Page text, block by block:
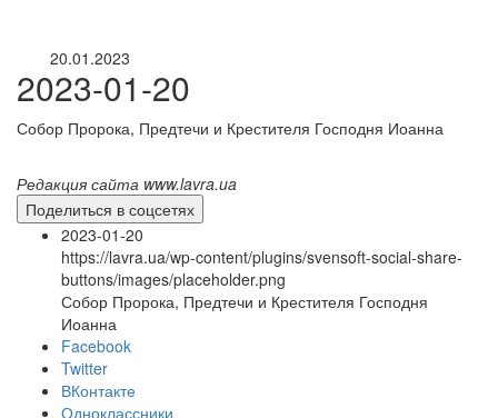
20.01.2023
2023-01-20
Собор Пророка, Предтечи и Крестителя Господня Иоанна
Редакция сайта www.lavra.ua
Поделиться в соцсетях
2023-01-20
https://lavra.ua/wp-content/plugins/svensoft-social-share-
buttons/images/placeholder.png
Собор Пророка, Предтечи и Крестителя Господня
Иоанна
Facebook
Twitter
ВКонтакте
Одноклассники